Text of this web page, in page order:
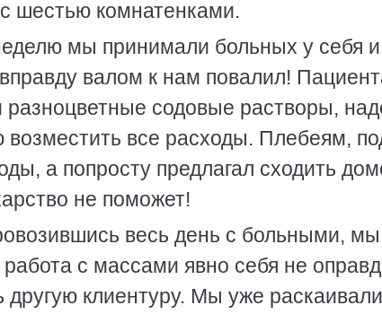
шестью комнатенками.
мы принимали больных у себя и
валом к нам повалил!
содовые растворы,
возместить все расходы. Плебеям,
а попросту предлагал сходить
не поможет!
весь день с больными, мы
с массами явно себя не
клиентуру. Мы уже